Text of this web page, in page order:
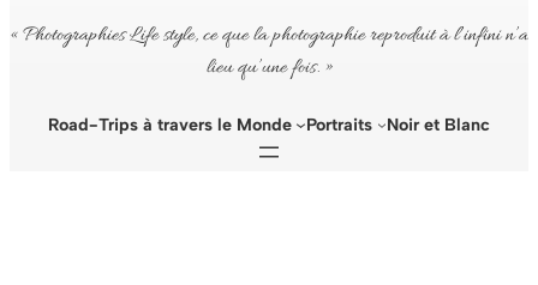
« Photographies Life style, ce que la photographie reproduit à l’infini n’a
lieu qu’une fois. »
Road-Trips à travers le Monde Portraits Noir et Blanc